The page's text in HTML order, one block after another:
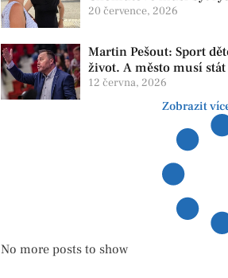
srozumitelná a férová.
20 července, 2026
Martin Pešout: Sport
život. A město musí
12 června, 2026
Zobrazit
No more posts to show